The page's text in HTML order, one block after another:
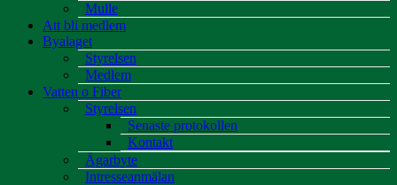
Mulle
Att bli medlem
Byalaget
Styrelsen
Medlem
Vatten o Fiber
Styrelsen
Senaste protokollen
Kontakt
Ägarbyte
Intresseanmälan